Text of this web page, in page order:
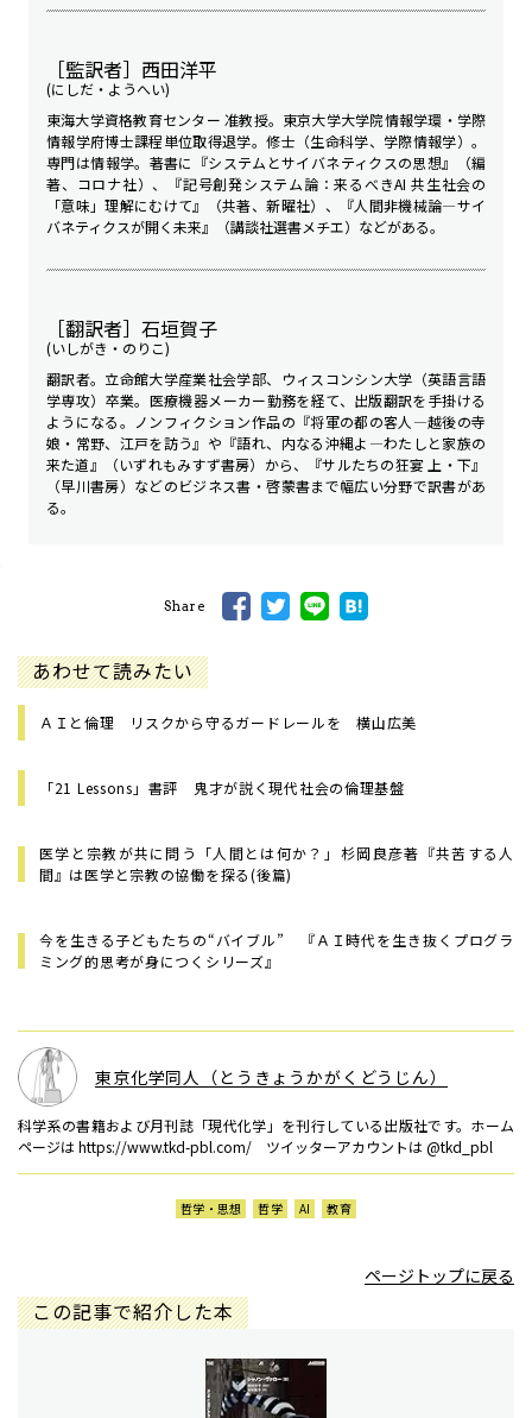
［監訳者］西田洋平
(にしだ・ようへい)
東海大学資格教育センター 准教授。東京大学大学院情報学環・学際
情報学府博士課程単位取得退学。修士（生命科学、学際情報学）。
専門は情報学。著書に『システムとサイバネティクスの思想』（編
著、コロナ社）、『記号創発システム論：来るべきAI 共生社会の
「意味」理解にむけて』（共著、新曜社）、『人間非機械論―サイ
バネティクスが開く未来』（講談社選書メチエ）などがある。
［翻訳者］石垣賀子
(いしがき・のりこ)
翻訳者。立命館大学産業社会学部、ウィスコンシン大学（英語言語
学専攻）卒業。医療機器メーカー勤務を経て、出版翻訳を手掛ける
ようになる。ノンフィクション作品の『将軍の都の客人―越後の寺
娘・常野、江戸を訪う』や『語れ、内なる沖縄よ―わたしと家族の
来た道』（いずれもみすず書房）から、『サルたちの狂宴 上・下』
（早川書房）などのビジネス書・啓蒙書まで幅広い分野で訳書があ
る。
Share
あわせて読みたい
ＡＩと倫理 リスクから守るガードレールを 横山広美
「21 Lessons」書評 鬼才が説く現代社会の倫理基盤
医学と宗教が共に問う「人間とは何か？」――杉岡良彦著『共苦する人
間』は医学と宗教の協働を探る(後篇)
今を生きる子どもたちの“バイブル” 『ＡＩ時代を生き抜くプログラ
ミング的思考が身につくシリーズ』
東京化学同人（とうきょうかがくどうじん）
科学系の書籍および月刊誌「現代化学」を刊行している出版社です。ホーム
ページは https://www.tkd-pbl.com/ ツイッターアカウントは @tkd_pbl
哲学・思想 哲学 AI 教育
ページトップに戻る
この記事で紹介した本